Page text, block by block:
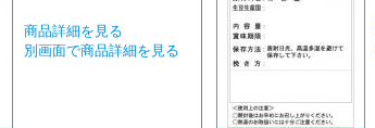
商品詳細を見る
別画面で商品詳細を見る